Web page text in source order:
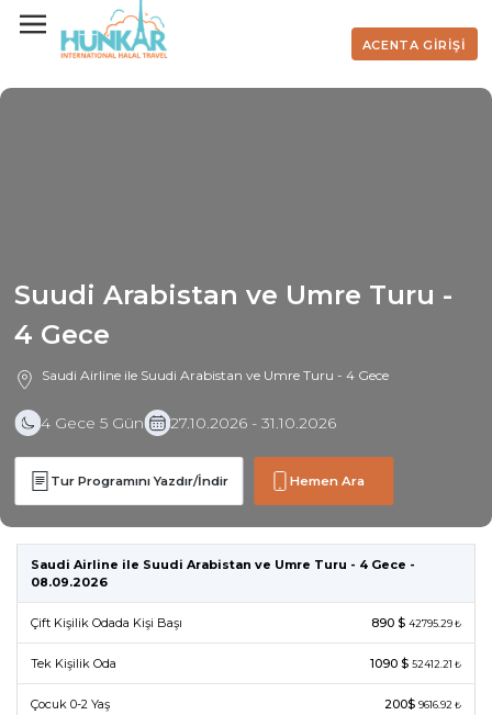
ACENTA GİRİŞİ
Suudi Arabistan ve Umre Turu -
4 Gece
Saudi Airline ile Suudi Arabistan ve Umre Turu - 4 Gece
4 Gece 5 Gün 27.10.2026 - 31.10.2026
Tur Programını Yazdır/İndir Hemen Ara
Saudi Airline ile Suudi Arabistan ve Umre Turu - 4 Gece -
08.09.2026
Çift Kişilik Odada Kişi Başı 890 $ 42795.29 ₺
Tek Kişilik Oda 1090 $ 52412.21 ₺
Çocuk 0-2 Yaş 200$ 9616.92 ₺